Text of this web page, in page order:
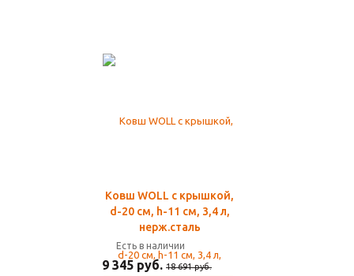
Ковш WOLL с крышкой,
d-20 см, h-11 см, 3,4 л,
нерж.сталь
Есть в наличии
9 345 руб. 18 691 руб.